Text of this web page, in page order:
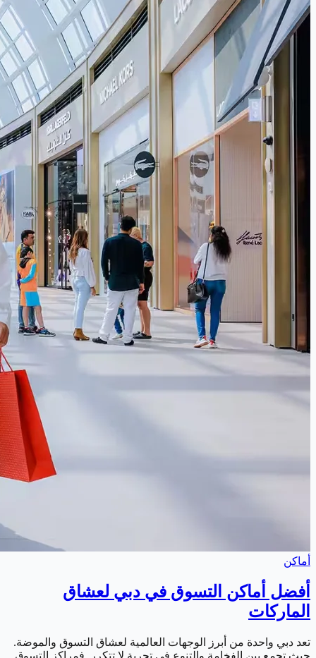
أماكن
أفضل أماكن التسوق في دبي لعشاق
الماركات
تعد دبي واحدة من أبرز الوجهات العالمية لعشاق التسوق والموضة.